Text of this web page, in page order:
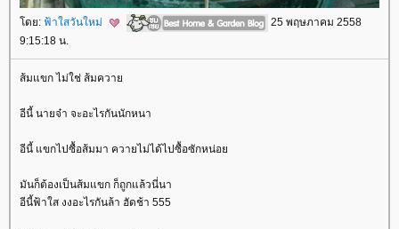
ดย: ฟ้าใสวันใหม่
25 พฤษภาคม 2558
9:15:18 น.
ส้มแขก ไม่ใช่ ส้มควา
อีนี้ นายจ๋า จะอะไรกันนักหนา
อีนี้ แขกไปซื้อส้มมา ควายไม่ได้ไปซื้อซักหน่อ
มันก็ต้องเป็นส้มแขก ก็ถูกแล้วนี่นา
อีนี้ฟ้าใส งงอะไรกันล้า ฮัดช้า 555